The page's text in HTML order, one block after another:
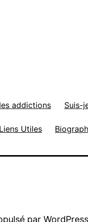
addictions Suis-
Liens Utiles
par WordPress